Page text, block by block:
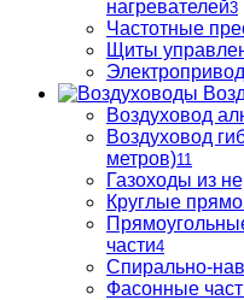
нагревателей3
Частотные
Щиты
Воздуховод
Воздуховод
метров)11
Газоходы из
Круглые
части4
Спирально-
Фасонные